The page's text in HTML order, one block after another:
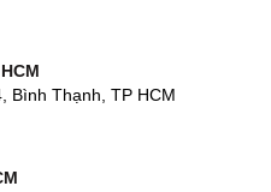
Bình Thạnh, TP HCM